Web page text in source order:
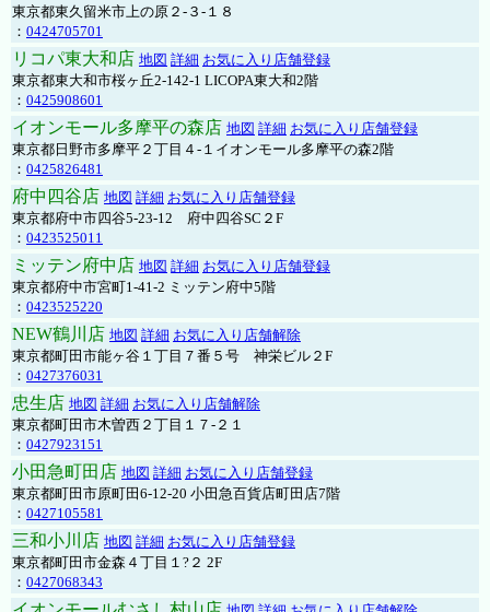
東京都東久留米市上の原２-３-１８
： 0424705701
リコパ東大和店 地図 詳細 お気に入り店舗登録
東京都東大和市桜ヶ丘2-142-1 LICOPA東大和2階
： 0425908601
イオンモール多摩平の森店 地図 詳細 お気に入り店舗登録
東京都日野市多摩平２丁目４-１イオンモール多摩平の森2階
： 0425826481
府中四谷店 地図 詳細 お気に入り店舗登録
東京都府中市四谷5-23-12 府中四谷SC２F
： 0423525011
ミッテン府中店 地図 詳細 お気に入り店舗登録
東京都府中市宮町1-41-2 ミッテン府中5階
： 0423525220
NEW鶴川店 地図 詳細 お気に入り店舗解除
東京都町田市能ヶ谷１丁目７番５号 神栄ビル２F
： 0427376031
忠生店 地図 詳細 お気に入り店舗解除
東京都町田市木曽西２丁目１７-２１
： 0427923151
小田急町田店 地図 詳細 お気に入り店舗登録
東京都町田市原町田6-12-20 小田急百貨店町田店7階
： 0427105581
三和小川店 地図 詳細 お気に入り店舗登録
東京都町田市金森４丁目１?２ 2F
： 0427068343